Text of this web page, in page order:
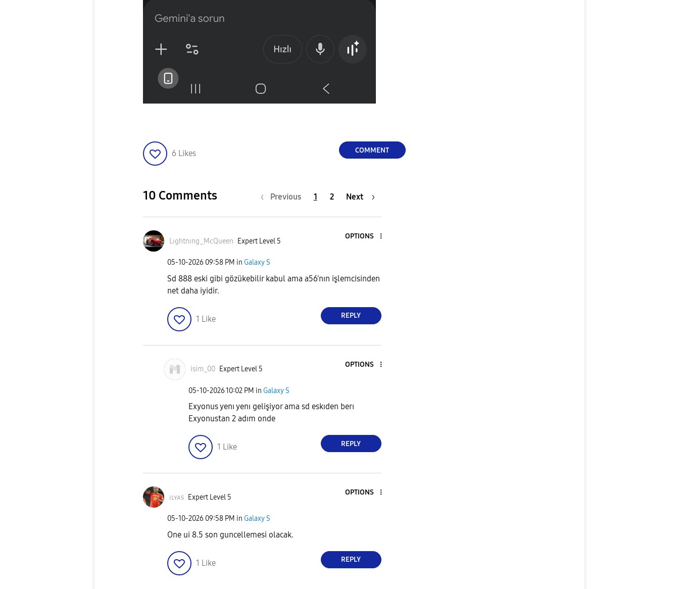
6 Likes COMMENT
10 Comments Previous 1 2 Next
Lıghtnıng_McQueen Expert Level 5
OPTIONS
‎05-10-2026 09:58 PM in Galaxy S
Sd 888 eski gibi gözükebilir kabul ama a56'nın işlemcisinden
net daha iyidir.
1 Like REPLY
isim_00 Expert Level 5
OPTIONS
‎05-10-202610:02 PM in Galaxy S
Exyonus yenı yenı gelişiyor ama sd eskıden berı
Exyonustan 2 adım onde
1 Like REPLY
ɪʟʏᴀs Expert Level 5
OPTIONS
‎05-10-2026 09:58 PM in Galaxy S
One ui 8.5 son guncellemesi olacak.
1 Like REPLY